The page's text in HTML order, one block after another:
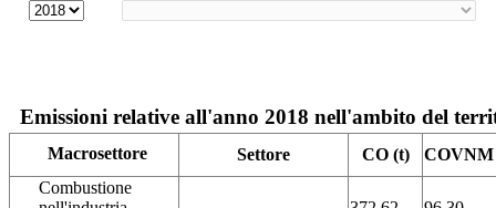
Emissioni relative all'anno 2018 nell'ambito del
Macrosettore Settore CO (t)
COVNM
Combustione